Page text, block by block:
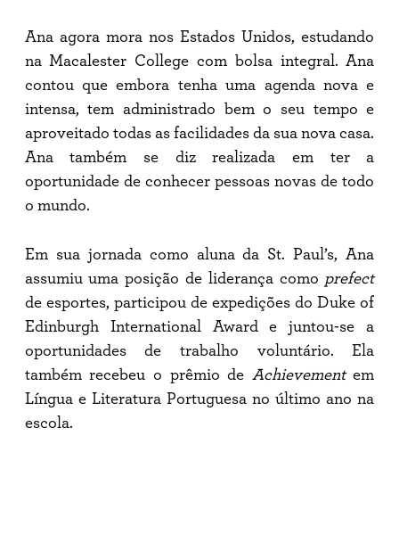
Ana agora mora nos Estados Unidos, estudando
na Macalester College com bolsa integral. Ana
contou que embora tenha uma agenda nova e
intensa, tem administrado bem o seu tempo e
aproveitado todas as facilidades da sua nova casa.
Ana também se diz realizada em ter a
oportunidade de conhecer pessoas novas de todo
o mundo.
Em sua jornada como aluna da St. Paul’s, Ana
assumiu uma posição de liderança como prefect
de esportes, participou de expedições do Duke of
Edinburgh International Award e juntou-se a
oportunidades de trabalho voluntário. Ela
também recebeu o prêmio de Achievementem
Língua e Literatura Portuguesa no último ano na
escola.